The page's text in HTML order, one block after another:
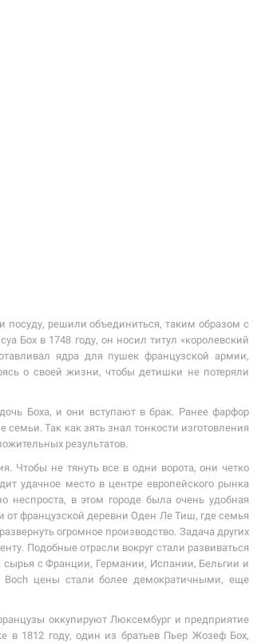
посуду, решили объединиться, таким образом с
Бох в 1748 году, он носил титул «королевский
ядра для пушек французской армии,
о своей жизни, чтобы детишки не потеряли
Боха, и они вступают в брак. Ранее фарфор
Так как зять знал тонкости изготовления
результатов.
Чтобы не тянуть все в одни ворота, они четко
удачное место в центре европейского рынка
неспроста, в этом городе была очень удобная
от французской деревни Оден Ле Тиш, где семья
огромное производство. Задача других
Подобные отрасли вокруг стали развиваться
сырья с Франции, Германии, Испании, Бельгии и
Boch цены стали более демократичными, еще
оккупируют Люксембург и предприятие
в 1812 году, один из братьев Пьер Жозеф Бох,